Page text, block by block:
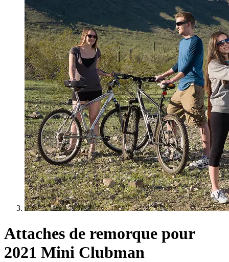
Attaches de remorque pour
2021 Mini Clubman